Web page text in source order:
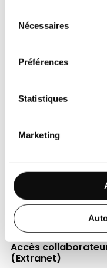
Nécessaires
Préférences
Statistiques
Marketing
Soutenez
directement le
Découvrir la
Espace Patient
Professionnels de
Jobs
Accès
(Extranet)